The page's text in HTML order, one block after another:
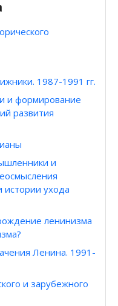
1987-1991 гг.
и формирование
развития
и
истории ухода
ленинизма
Ленина. 1991-
и зарубежного